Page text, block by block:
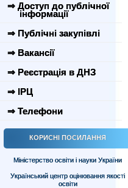
⇒ Доступ до публічної
інформації
⇒ Публічні закупівлі
⇒ Вакансії
⇒ Реєстрація в ДНЗ
⇒ ІРЦ
⇒ Телефони
КОРИСНІ ПОСИЛАННЯ
Міністерство освіти і науки України
Український центр оцінювання якості
освіти